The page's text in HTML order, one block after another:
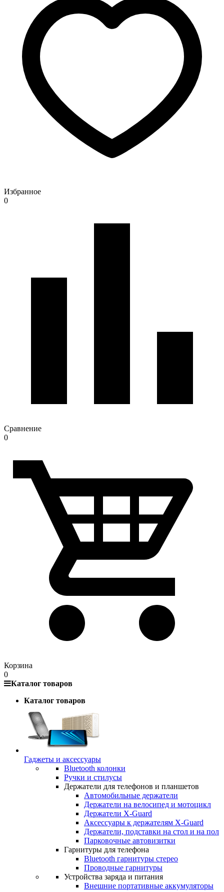
Избранное
0
Сравнение
0
Корзина
0
Каталог товаров
Каталог товаров
Гаджеты и аксессуары
Bluetooth колонки
Ручки и стилусы
Держатели для телефонов и планшетов
Автомобильные держатели
Держатели на велосипед и мотоцикл
Держатели X-Guard
Аксессуары к держателям X-Guard
Держатели, подставки на стол и на пол
Парковочные автовизитки
Гарнитуры для телефона
Bluetooth гарнитуры стерео
Проводные гарнитуры
Устройства заряда и питания
Внешние портативные аккумуляторы